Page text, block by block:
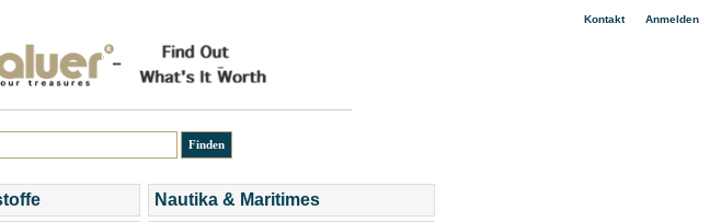
Kontakt| Anmelden
Nautika & Maritimes